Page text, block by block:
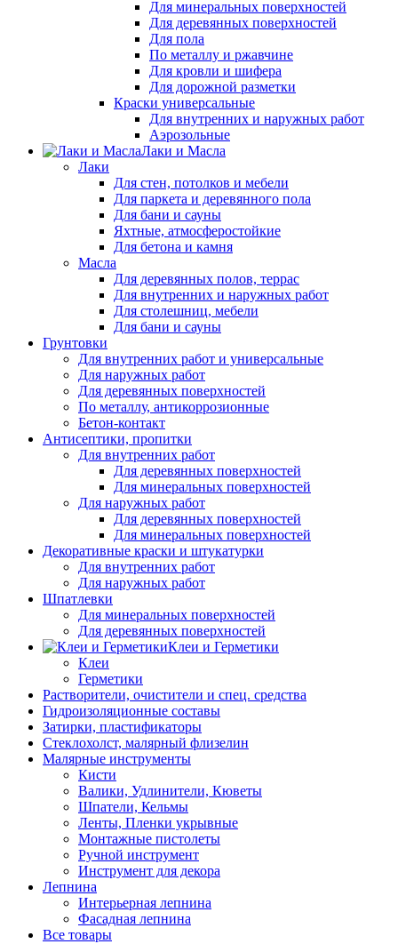
Для минеральных поверхностей
Для деревянных поверхностей
Для пола
По металлу и ржавчине
Для кровли и шифера
Для дорожной разметки
Краски универсальные
Для внутренних и наружных работ
Аэрозольные
Лаки и Масла
Лаки
Для стен, потолков и мебели
Для паркета и деревянного пола
Для бани и сауны
Яхтные, атмосферостойкие
Для бетона и камня
Масла
Для деревянных полов, террас
Для внутренних и наружных работ
Для столешниц, мебели
Для бани и сауны
Грунтовки
Для внутренних работ и универсальные
Для наружных работ
Для деревянных поверхностей
По металлу, антикоррозионные
Бетон-контакт
Антисептики, пропитки
Для внутренних работ
Для деревянных поверхностей
Для минеральных поверхностей
Для наружных работ
Для деревянных поверхностей
Для минеральных поверхностей
Декоративные краски и штукатурки
Для внутренних работ
Для наружных работ
Шпатлевки
Для минеральных поверхностей
Для деревянных поверхностей
Клеи и Герметики
Клеи
Герметики
Растворители, очистители и спец. средства
Гидроизоляционные составы
Затирки, пластификаторы
Стеклохолст, малярный флизелин
Малярные инструменты
Кисти
Валики, Удлинители, Кюветы
Шпатели, Кельмы
Ленты, Пленки укрывные
Монтажные пистолеты
Ручной инструмент
Инструмент для декора
Лепнина
Интерьерная лепнина
Фасадная лепнина
Все товары